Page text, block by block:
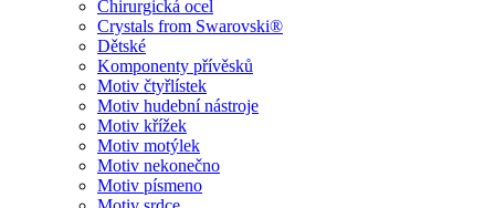
Chirurgická ocel
Crystals from Swarovski®
Dětské
Komponenty přívěsků
Motiv čtyřlístek
Motiv hudební nástroje
Motiv křížek
Motiv motýlek
Motiv nekonečno
Motiv písmeno